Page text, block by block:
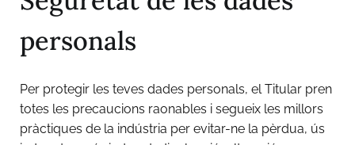
personals
Per protegir les teves dades personals, el Titular pren
totes les precaucions raonables i segueix les millors
pràctiques de la indústria per evitar-ne la pèrdua, ús